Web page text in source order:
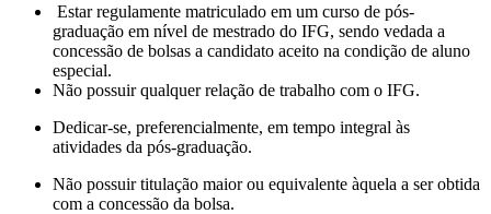
Estar regulamente matriculado em um curso de pós-
graduação em nível de mestrado do IFG, sendo vedada a
concessão de bolsas a candidato aceito na condição de aluno
especial.
Não possuir qualquer relação de trabalho com o IFG.
Dedicar-se, preferencialmente, em tempo integral às
atividades da pós-graduação.
Não possuir titulação maior ou equivalente àquela a ser obtida
com a concessão da bolsa.